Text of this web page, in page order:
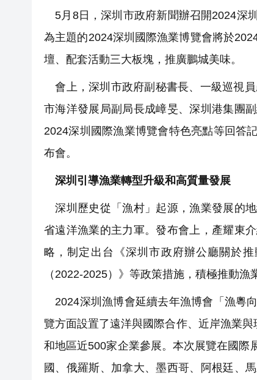
5月8日，深圳市政府新聞辦召開2024深
為主題的2024深圳國際漁業博覽會將於
壇、配套活動三大板塊，推廣鵬城美味。
會上，深圳市政府副秘書長、一級巡視
市海洋發展局副局長成嶂旻、深圳港集團
2024深圳國際漁業博覽會特色亮點等回答
布會。
深圳引導漁業轉型升級和高質量發展
深圳歷史從「漁村」起源，漁業發展的
省遠洋漁業的主力軍。發布會上，產耀東
略，制定出台《深圳市政府辦公廳關於
（2022-2025）》等政策措施，積極推動漁
2024深圳漁博會延續去年漁博會「漁粵
覽方面設置了遠洋與國際合作、近岸漁業
和地區近500家企業參展。本次展覽在國際
國、俄羅斯、加拿大、墨西哥、阿根廷、